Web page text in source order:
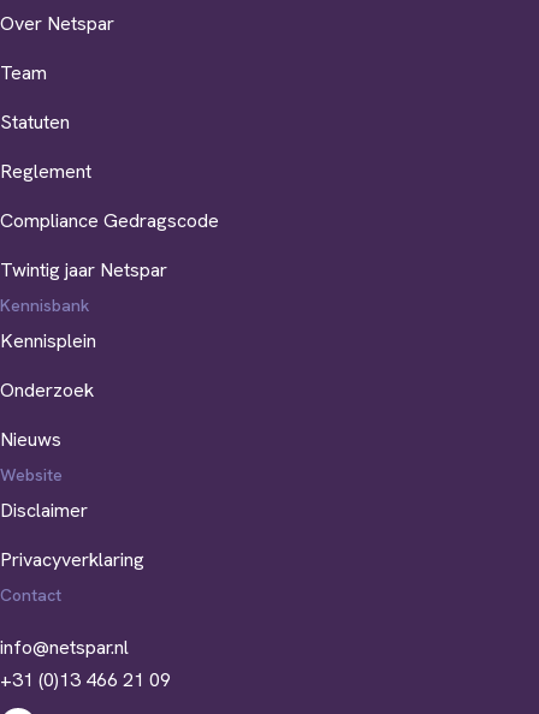
Over Netspar
Team
Statuten
Reglement
Compliance Gedragscode
Twintig jaar Netspar
Kennisbank
Kennisplein
Onderzoek
Nieuws
Website
Disclaimer
Privacyverklaring
Contact
info@netspar.nl
+31 (0)13 466 21 09